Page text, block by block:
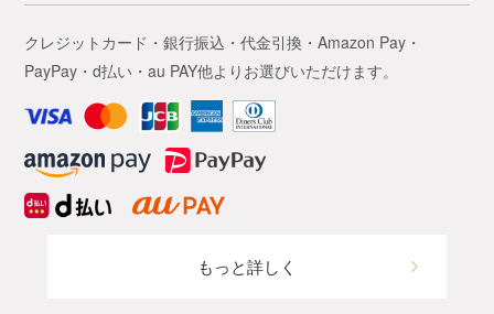
クレジットカード・銀行振込・代金引換・Amazon Pay・
PayPay・d払い・au PAY他よりお選びいただけます。
もっと詳しく